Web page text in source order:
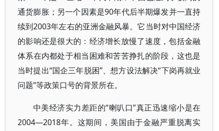
通货膨胀；另一个因素是90年代后半期爆发并一直持
续到2003年左右的亚洲金融风暴。它当时对中国经济
的影响还是很大的：经济增长放慢了速度，包括金融
体系在内都处于相当困难和苦苦挣扎的阶段，这也是
当时提出“国企三年脱困”、想方设法解决“下岗再就业
问题”等政策口号的背景所在。
中美经济实力差距的“喇叭口”真正迅速缩小是在
2004—2018年。这期间，美国由于金融严重脱离实